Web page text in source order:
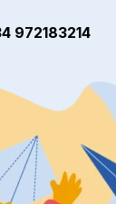
972183214